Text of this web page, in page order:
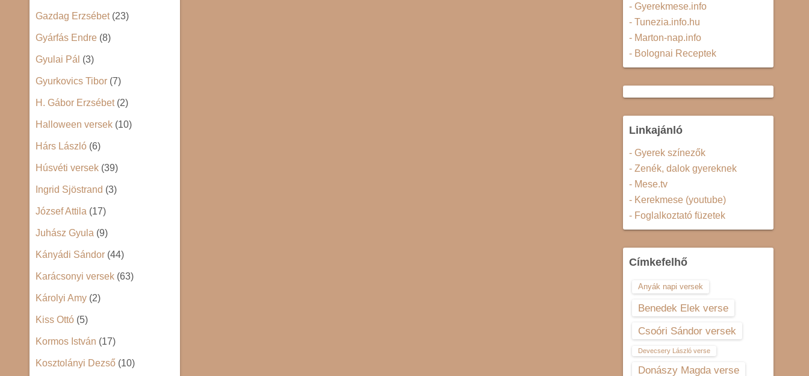
Gazdag Erzsébet(23)
Gyárfás Endre (8)
Gyulai Pál (3)
Gyurkovics Tibor (7)
H. Gábor Erzsébet(2)
Halloween versek (10)
Hárs László (6)
Húsvéti versek (39)
Ingrid Sjöstrand (3)
József Attila (17)
Juhász Gyula (9)
Kányádi Sándor (44)
Karácsonyi versek (63)
Károlyi Amy (2)
Kiss Ottó (5)
Kormos István (17)
Kosztolányi Dezső (10)
- Gyerekmese.info
- Tunezia.info.hu
- Marton-nap.info
- Bolognai Receptek
Linkajánló
- Gyerek színezők
- Zenék, dalok gyereknek
- Mese.tv
- Kerekmese (youtube)
- Foglalkoztató füzetek
Címkefelhő
Anyák napi versek
Benedek Elek verse
Csoóri Sándor versek
Devecsery László verse
Donászy Magda verse